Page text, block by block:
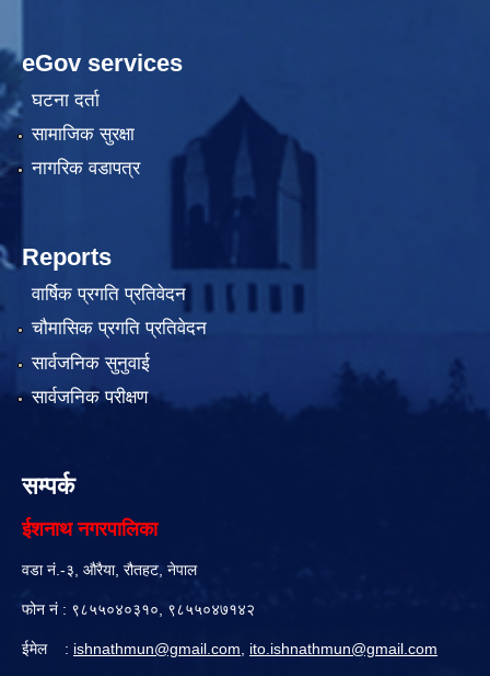
eGov services
घटना दर्ता
सामाजिक सुरक्षा
नागरिक वडापत्र
Reports
वार्षिक प्रगति प्रतिवेदन
चौमासिक प्रगति प्रतिवेदन
सार्वजनिक सुनुवाई
सार्वजनिक परीक्षण
सम्पर्क
ईशनाथ नगरपालिका
वडा नं.-३, औरैया, रौतहट, नेपाल
फोन नं : ९८५५०४०३१०, ९८५५०४७१४२
ईमेल : ishnathmun@gmail.com ito.ishnathmun@gmail.com